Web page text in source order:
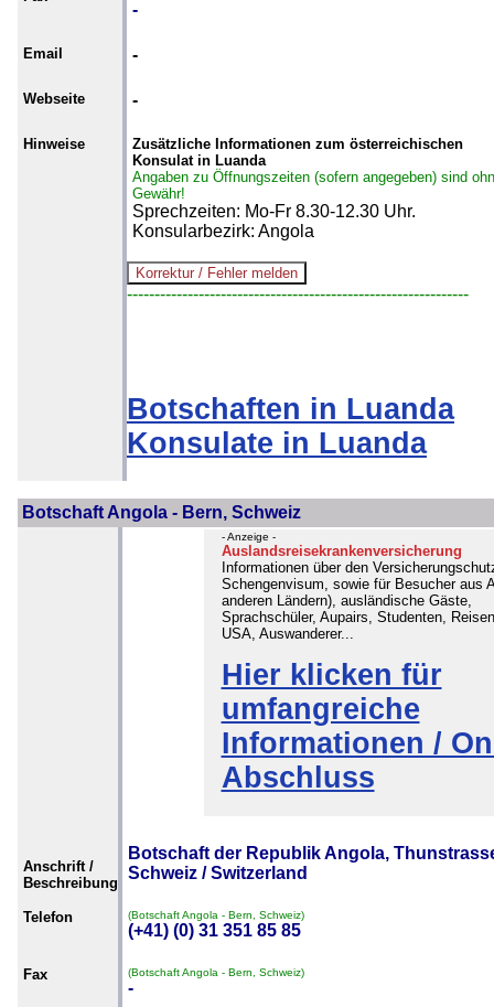
-
Email -
Webseite -
Hinweise
Zusätzliche Informationen zum österreichischen
Konsulat in Luanda
Angaben zu Öffnungszeiten (sofern angegeben) sind
Gewähr!
Sprechzeiten: Mo-Fr 8.30-12.30 Uhr.
Konsularbezirk: Angola
--------------------------------------------------------------
Botschaften in Luanda
Konsulate in Luanda
Botschaft Angola - Bern, Schweiz
- Anzeige -
Auslandsreisekrankenversicherung
Informationen über den
Schengenvisum, sowie für Besucher aus
anderen Ländern), ausländische Gäste,
Sprachschüler, Aupairs, Studenten,
USA, Auswanderer...
Hier klicken für
umfangreiche
Informationen /
Abschluss
Anschrift /
Beschreibung
Botschaft der Republik Angola,
Schweiz / Switzerland
Telefon (Botschaft Angola - Bern, Schweiz)
(+41) (0) 31 351 85 85
Fax (Botschaft Angola - Bern, Schweiz)
-